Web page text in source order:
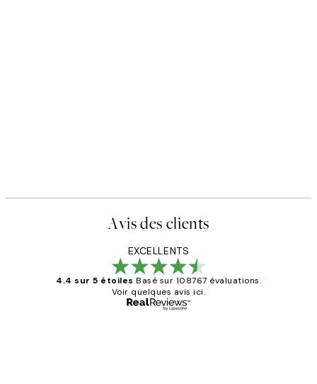
Avis des clients
EXCELLENTS
4.4 sur 5 étoiles Basé sur 108767 évaluations.
Voir quelques avis ici.